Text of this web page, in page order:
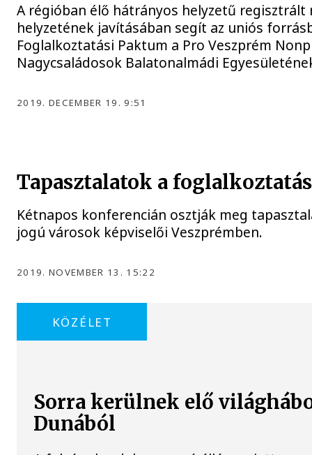
A régióban élő hátrányos helyzetű
helyzetének javításában segít az uniós
Foglalkoztatási Paktum a Pro Veszprém
Nagycsaládosok Balatonalmádi
2019. DECEMBER 19. 9:51
Tapasztalatok a
Kétnapos konferencián osztják meg
jogú városok képviselői Veszprémben.
2019. NOVEMBER 13. 15:22
KÖZÉLET
Sorra kerülnek elő
Dunából